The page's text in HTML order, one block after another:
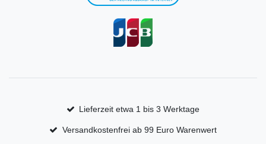
Lieferzeit etwa 1 bis 3 Werktage
Versandkostenfrei ab 99 Euro Warenwert